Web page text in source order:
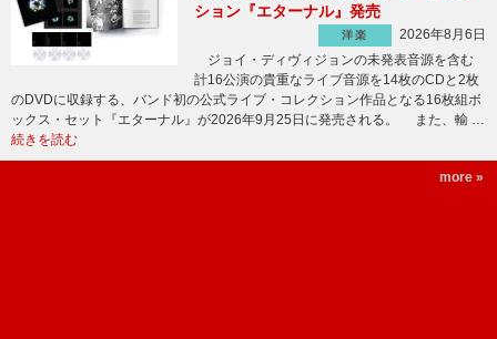
ション『エターナル』発売
洋楽
2026年8月6日
ジョイ・ディヴィジョンの未発表音源を含む
計16公演の貴重なライブ音源を14枚のCDと2枚
のDVDに収録する、バンド初の公式ライブ・コレクション作品となる16枚組ボ
ックス・セット『エターナル』が2026年9月25日に発売される。 また、輸 …
続きを読む
more »